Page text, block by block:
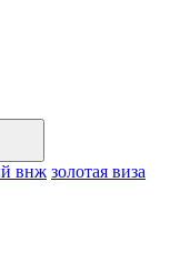
внж золотая виза